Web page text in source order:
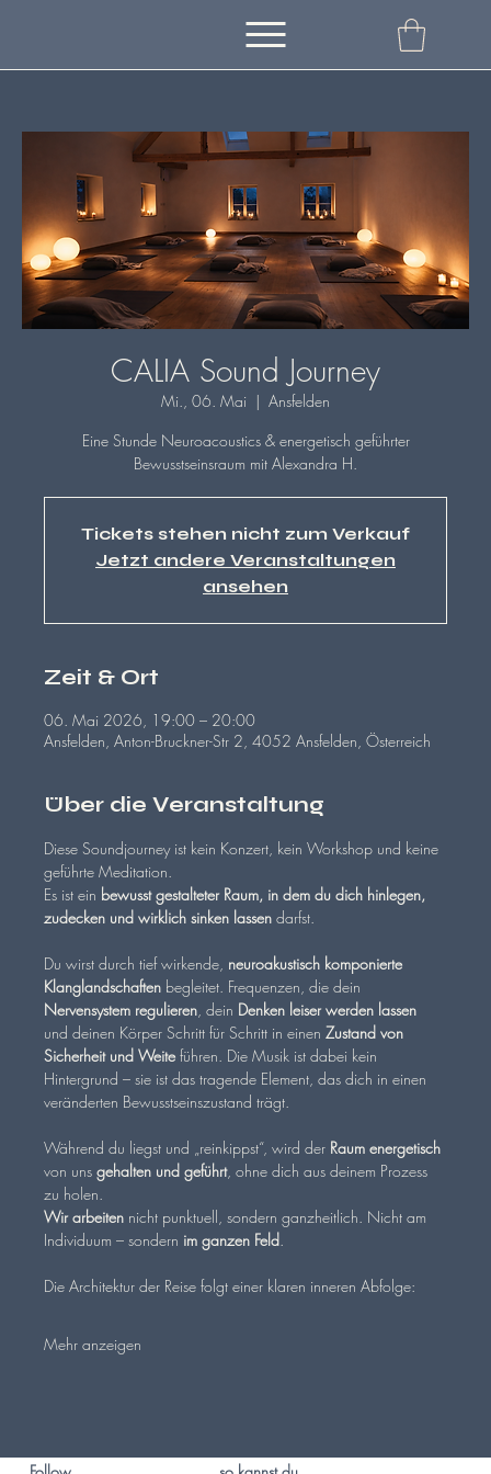
CALIA Sound Journey
Mi., 06. Mai
  |
Ansfelden
Eine Stunde Neuroacoustics & energetisch geführter
Bewusstseinsraum mit Alexandra H.
Tickets stehen nicht zum Verkauf
Jetzt andere Veranstaltungen
ansehen
Zeit & Ort
06. Mai 2026, 19:00 – 20:00
Ansfelden, Anton-Bruckner-Str 2, 4052 Ansfelden, Österreich
Über die Veranstaltung
Diese Soundjourney ist kein Konzert, kein Workshop und keine
geführte Meditation.
Es ist ein bewusst gestalteter Raum, in dem du dich hinlegen,
zudecken und wirklich sinken lassen darfst.
Du wirst durch tief wirkende, neuroakustisch komponierte
Klanglandschaften begleitet. Frequenzen, die dein
Nervensystem regulieren, dein Denken leiser werden lassen
und deinen Körper Schritt für Schritt in einen Zustand von
Sicherheit und Weite führen. Die Musik ist dabei kein
Hintergrund – sie ist das tragende Element, das dich in einen
veränderten Bewusstseinszustand trägt.
Während du liegst und „reinkippst“, wird der Raum energetisch
von uns gehalten und geführt, ohne dich aus deinem Prozess
zu holen.
Wir arbeiten nicht punktuell, sondern ganzheitlich. Nicht am
Individuum – sondern im ganzen Feld.
Die Architektur der Reise folgt einer klaren inneren Abfolge:
Mehr anzeigen